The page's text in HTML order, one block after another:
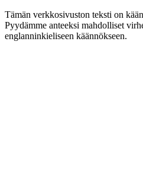
Tämän verkkosivuston teksti on
Pyydämme anteeksi mahdolliset
englanninkieliseen käännökseen.